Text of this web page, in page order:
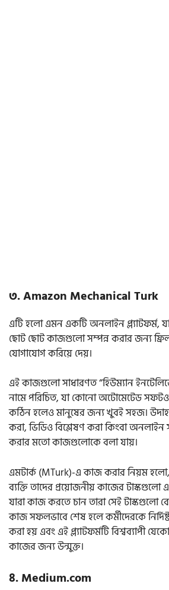
৩. Amazon Mechanical Turk
এটি হলো এমন একটি অনলাইন প্ল্যাটফর্ম, যা
ছোট ছোট কাজগুলো সম্পন্ন করার জন্য
যোগাযোগ করিয়ে দেয়।
এই কাজগুলো সাধারণত “হিউম্যান
নামে পরিচিত, যা কোনো অটোমেটেড
কঠিন হলেও মানুষের জন্য খুবই সহজ।
করা, ভিডিও বিশ্লেষণ করা কিংবা অনলাইন
করার মতো কাজগুলোকে বলা যায়।
এমটার্ক (MTurk)-এ কাজ করার নিয়ম
ব্যক্তি তাদের প্রয়োজনীয় কাজের টাস্কগুলো
যারা কাজ করতে চান তারা সেই টাস্কগুলো
কাজ সফলভাবে শেষ হলে কর্মীদেরকে
করা হয় এবং এই প্ল্যাটফর্মটি বিশ্বব্যাপী
কাজের জন্য উন্মুক্ত।
৪. Medium.com